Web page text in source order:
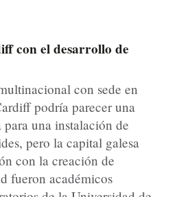
con el desarrollo de
con sede en
podría parecer una
una instalación de
pero la capital galesa
con la creación de
fueron académicos